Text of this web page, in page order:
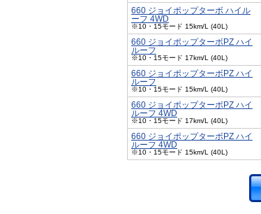
660 ジョイポップターボ ハイル
ーフ 4WD
※10・15モード 15km/L (40L)
660 ジョイポップターボPZ ハイ
ルーフ
※10・15モード 17km/L (40L)
660 ジョイポップターボPZ ハイ
ルーフ
※10・15モード 15km/L (40L)
660 ジョイポップターボPZ ハイ
ルーフ 4WD
※10・15モード 17km/L (40L)
660 ジョイポップターボPZ ハイ
ルーフ 4WD
※10・15モード 15km/L (40L)